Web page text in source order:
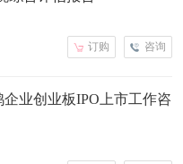
咨询
订购
企业创业板IPO上市工作咨